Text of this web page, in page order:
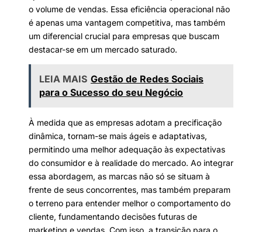
o volume de vendas. Essa eficiência operacional não
é apenas uma vantagem competitiva, mas também
um diferencial crucial para empresas que buscam
destacar-se em um mercado saturado.
LEIA MAIS Gestão de Redes Sociais
para o Sucesso do seu Negócio
À medida que as empresas adotam a precificação
dinâmica, tornam-se mais ágeis e adaptativas,
permitindo uma melhor adequação às expectativas
do consumidor e à realidade do mercado. Ao integrar
essa abordagem, as marcas não só se situam à
frente de seus concorrentes, mas também preparam
o terreno para entender melhor o comportamento do
cliente, fundamentando decisões futuras de